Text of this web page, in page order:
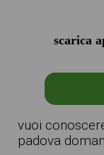
scarica
vuoi
padova